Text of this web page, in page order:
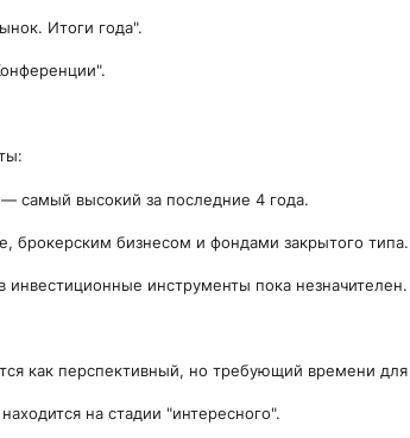
Итоги года".
— самый высокий за последние 4 года.
брокерским бизнесом и фондами закрытого типа.
инвестиционные инструменты пока незначителен.
как перспективный, но требующий времени для
на стадии "интересного".